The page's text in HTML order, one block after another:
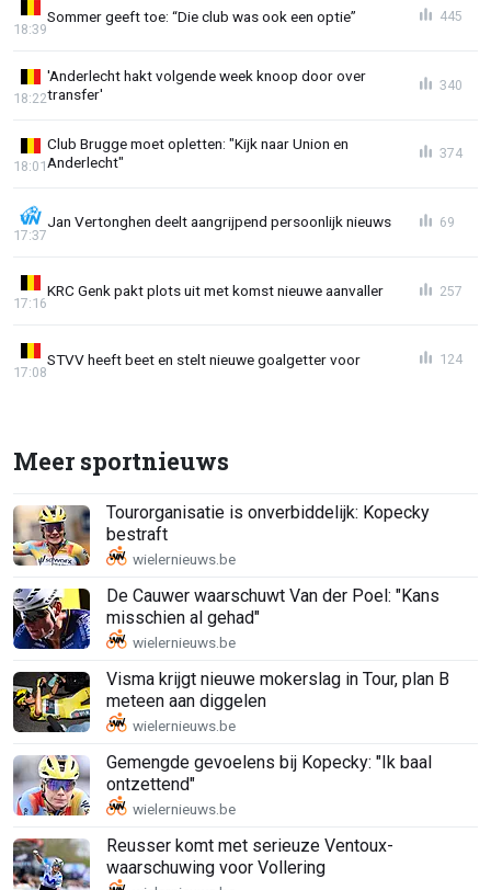
Sommer geeft toe: “Die club was ook een optie”
18:39
445
'Anderlecht hakt volgende week knoop door over
transfer'
18:22
340
Club Brugge moet opletten: "Kijk naar Union en
Anderlecht"
18:01
374
Jan Vertonghen deelt aangrijpend persoonlijk nieuws
17:37
69
KRC Genk pakt plots uit met komst nieuwe aanvaller
17:16
257
STVV heeft beet en stelt nieuwe goalgetter voor
17:08
124
Meer sportnieuws
Tourorganisatie is onverbiddelijk: Kopecky
bestraft
De Cauwer waarschuwt Van der Poel: "Kans
misschien al gehad"
Visma krijgt nieuwe mokerslag in Tour, plan B
meteen aan diggelen
Gemengde gevoelens bij Kopecky: "Ik baal
ontzettend"
Reusser komt met serieuze Ventoux-
waarschuwing voor Vollering